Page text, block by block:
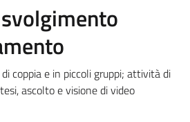
coppia e in piccoli gruppi; attività di
ascolto e visione di video